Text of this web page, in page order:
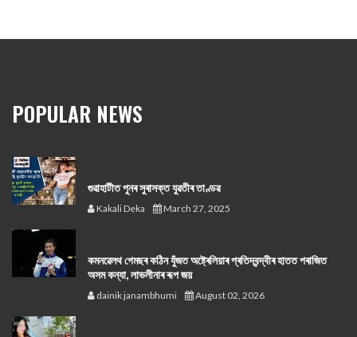
POPULAR NEWS
গুৱাহাটীত পুনৰ সুৰাসক্ত যুৱতীৰ তাণ্ডৱ
Kakali Deka March 27, 2025
কমনৱেলথ গেমছৰ কঠিন যুঁজত অষ্ট্ৰেলিয়াৰ প্ৰতিদ্বন্দ্বীৰ হাতত পৰাজিত
অসম কন্যা, লাভলীনাৰ ৰূপ জয়
dainik janambhumi August 02, 2026